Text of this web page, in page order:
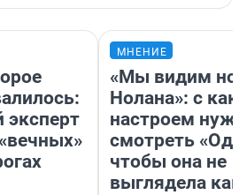
эксперт
МНЕНИЕ
«Мы видим
Нолана»: с
настроем
смотреть
чтобы она не
выглядела как